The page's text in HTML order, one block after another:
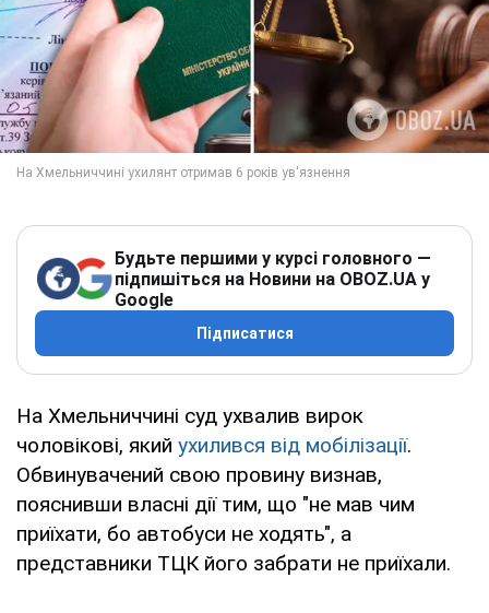
Будьте першими у курсі головного —
підпишіться на Новини на OBOZ.UA у
Google
Підписатися
На Хмельниччині суд ухвалив вирок
чоловікові, який ухилився від мобілізації.
Обвинувачений свою провину визнав,
пояснивши власні дії тим, що "не мав чим
приїхати, бо автобуси не ходять", а
представники ТЦК його забрати не приїхали.